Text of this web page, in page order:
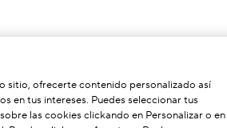
sitio, ofrecerte contenido personalizado así
en tus intereses. Puedes seleccionar tus
las cookies clickando en Personalizar o en